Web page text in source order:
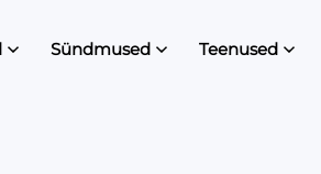
Sündmused Teenused